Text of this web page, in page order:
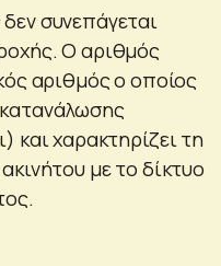
συνεπάγεται
Ο αριθμός
αριθμός ο οποίος
και χαρακτηρίζει τη
με το δίκτυο